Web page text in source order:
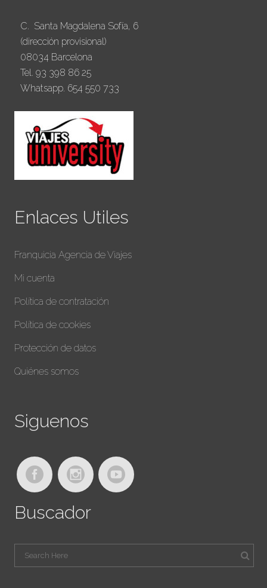
C. Santa Magdalena Sofía, 6
(dirección provisional)
08034 Barcelona
Tel. 93 398 86 25
Whatsapp. 654 550 733
Enlaces Utiles
Franquicia Agencia de Viajes
Mi cuenta
Política de contratación
Política de cookies
Protección de datos
Quiénes somos
Siguenos
Buscador